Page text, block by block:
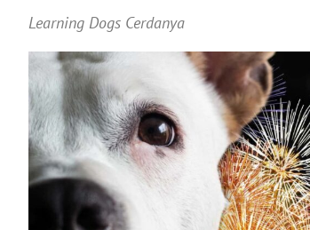
Learning Dogs Cerdanya